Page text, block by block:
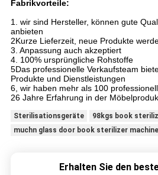
Fabrikvorteile:
1. wir sind Hersteller, können gute
anbieten
2Kurze Lieferzeit, neue Produkte
3. Anpassung auch akzeptiert
4. 100% ursprüngliche Rohstoffe
5Das professionelle Verkaufsteam
Produkte und Dienstleistungen
6, wir haben mehr als 100
26 Jahre Erfahrung in der
Sterilisationsgeräte
98kgs book
muchn glass door book sterilizer machine
Erhalten Sie den